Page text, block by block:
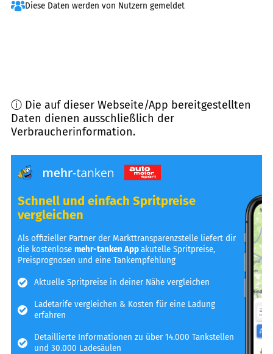
Diese Daten werden von Nutzern gemeldet
ⓘ Die auf dieser Webseite/App bereitgestellten
Daten dienen ausschließlich der
Verbraucherinformation.
Schnell und einfach Spritpreise
vergleichen
Als offizieller Partner der Markttransparenzstelle liefert dir
die kostenlosemehr-tanken Appakutelle Spritpreise,
Preisprognosen und eine Tankempfehlung
Aktuelle Spritpreise in deiner Nähe vergleichen
Ladetarife vergleichen & Kosten für eine Ladung
erfahren
Detaillierte Informationen zu über 14.000 Tankstellen
und 30.000 Ladesäulen